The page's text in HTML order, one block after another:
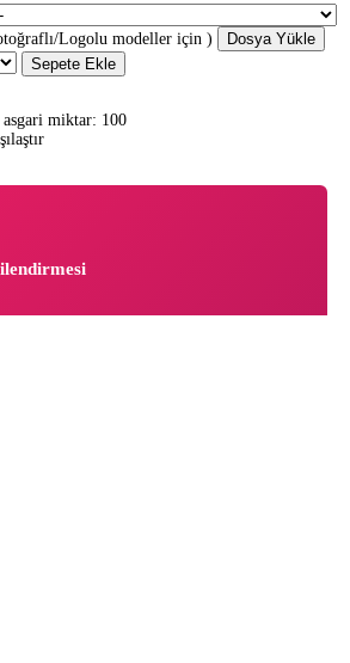
Logolu modeller için )
Dosya Yükle
Sepete Ekle
miktar: 100